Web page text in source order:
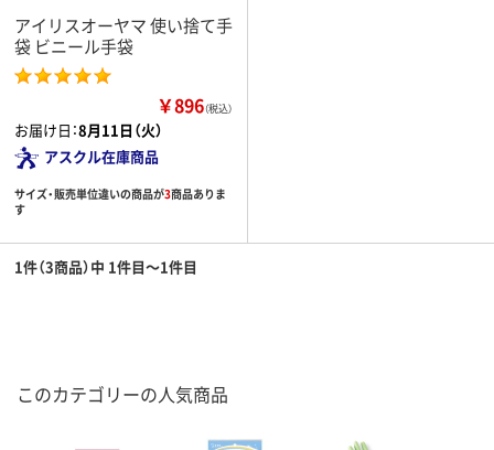
アイリスオーヤマ 使い捨て手
袋 ビニール手袋
￥896（税込）
お届け日：8月11日（火）
アスクル在庫商品
サイズ・販売単位違いの商品が3商品ありま
す
1件（3商品）中 1件目～1件目
このカテゴリーの人気商品